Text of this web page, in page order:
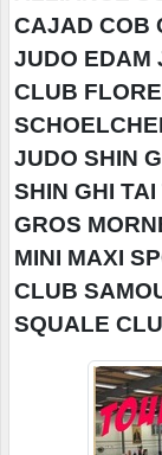
CAJAD COB
JUDO EDAM
CLUB
JUDO SHIN
SHIN GHI
GROS
MINI MAXI
CLUB
SQUALE